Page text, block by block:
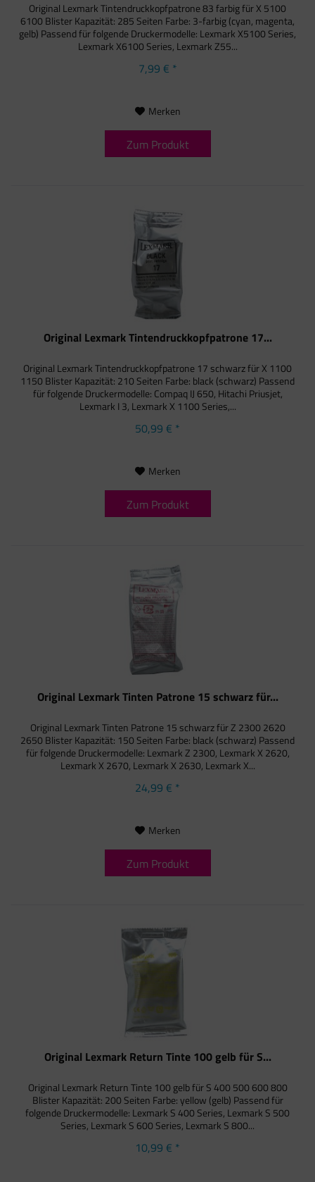
Original Lexmark Tintendruckkopfpatrone 83 farbig für X 5100
6100 Blister Kapazität: 285 Seiten Farbe: 3-farbig (cyan, magenta,
gelb) Passend für folgende Druckermodelle: Lexmark X5100 Series,
Lexmark X6100 Series, Lexmark Z55...
7,99 € *
Merken
Zum Produkt
Original Lexmark Tintendruckkopfpatrone 17...
Original Lexmark Tintendruckkopfpatrone 17 schwarz für X 1100
1150 Blister Kapazität: 210 Seiten Farbe: black (schwarz) Passend
für folgende Druckermodelle: Compaq IJ 650, Hitachi Priusjet,
Lexmark I 3, Lexmark X 1100 Series,...
50,99 € *
Merken
Zum Produkt
Original Lexmark Tinten Patrone 15 schwarz für...
Original Lexmark Tinten Patrone 15 schwarz für Z 2300 2620
2650 Blister Kapazität: 150 Seiten Farbe: black (schwarz) Passend
für folgende Druckermodelle: Lexmark Z 2300, Lexmark X 2620,
Lexmark X 2670, Lexmark X 2630, Lexmark X...
24,99 € *
Merken
Zum Produkt
Original Lexmark Return Tinte 100 gelb für S...
Original Lexmark Return Tinte 100 gelb für S 400 500 600 800
Blister Kapazität: 200 Seiten Farbe: yellow (gelb) Passend für
folgende Druckermodelle: Lexmark S 400 Series, Lexmark S 500
Series, Lexmark S 600 Series, Lexmark S 800...
10,99 € *